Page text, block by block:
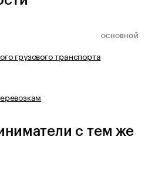
ОСНОВНОЙ
грузового транспорта
с тем же